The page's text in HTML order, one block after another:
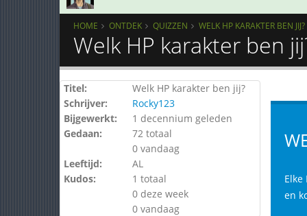
HOME ONTDEK QUIZZEN WELK HP KARAKTER BEN JIJ?
Welk HP karakter ben
Titel:
Welk HP karakter ben jij?
Schrijver:
Rocky123
Bijgewerkt:
1 decennium geleden
Gedaan:
72 totaal
0 vandaag
Leeftijd:
AL
Kudos:
1 totaal
0 deze week
0 vandaag
en